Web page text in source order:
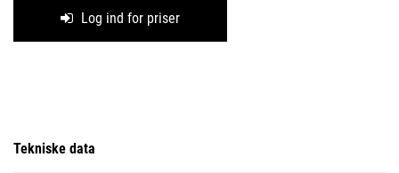
Log ind for priser
Tekniske data